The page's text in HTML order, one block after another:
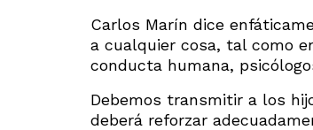
Carlos Marín dice
a cualquier cosa, tal como
conducta humana,
Debemos transmitir a los
deberá reforzar